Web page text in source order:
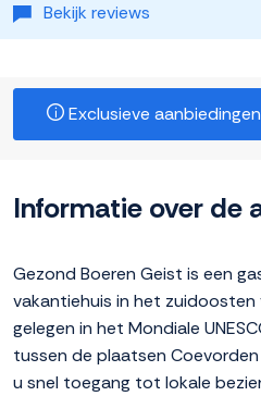
Bekijk reviews
Exclusieve
Informatie over de
Gezond Boeren Geist is een
vakantiehuis in het zuidoosten
gelegen in het Mondiale
tussen de plaatsen
u snel toegang tot lokale